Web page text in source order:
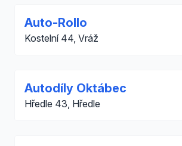
Auto-Rollo
Kostelní 44, Vráž
Autodíly Oktábec
Hředle 43, Hředle